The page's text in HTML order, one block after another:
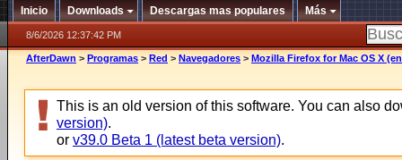
Inicio Downloads Descargas mas populares Más
8/6/2026 12:37:42 PM
AfterDawn > Programas > Red > Navegadores > Mozilla Firefox for Mac OS X
This is an old version of this software. You can also
version).
or v39.0 Beta 1 (latest beta version).